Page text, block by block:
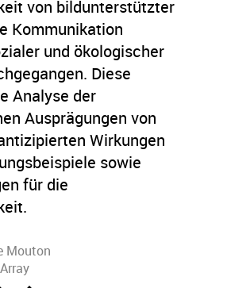
von bildunterstützter
Kommunikation
und ökologischer
Diese
Analyse der
Ausprägungen von
Wirkungen
sowie
für die
Mouton